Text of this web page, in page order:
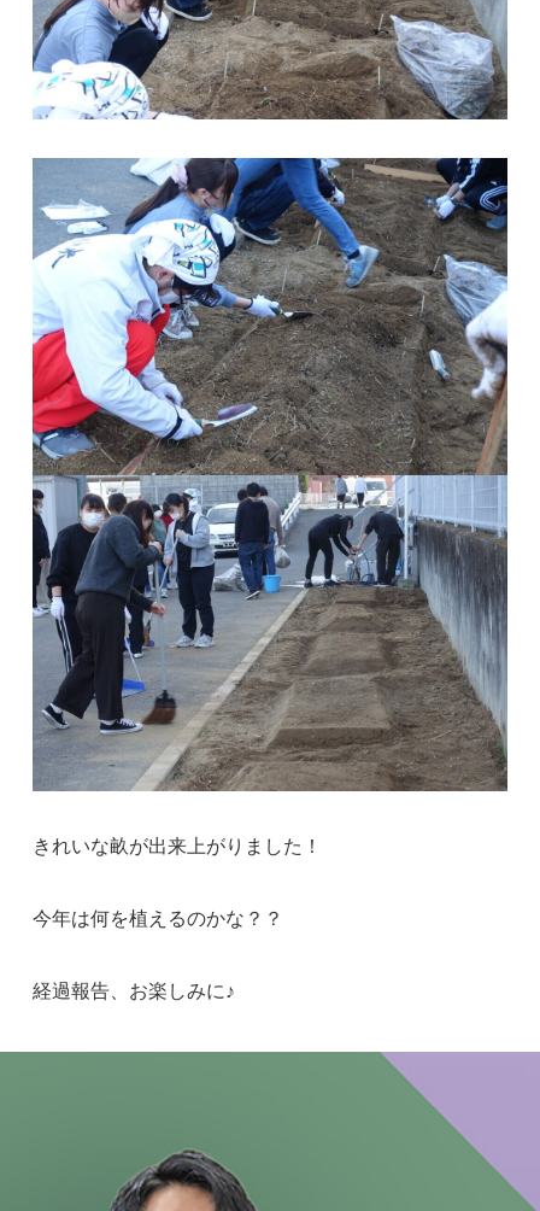
きれいな畝が出来上がりました！
今年は何を植えるのかな？？
経過報告、お楽しみに♪